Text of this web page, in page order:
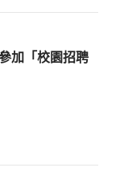
加「校園招聘